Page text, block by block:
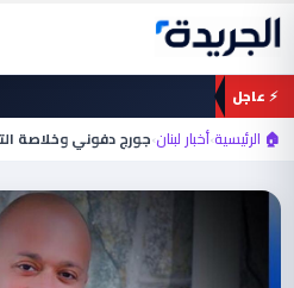
تخطي
المحتوى
⚡ عاجل
🏠 الرئيسية›أخبار لبنان›جورج دفوني وخلاصة